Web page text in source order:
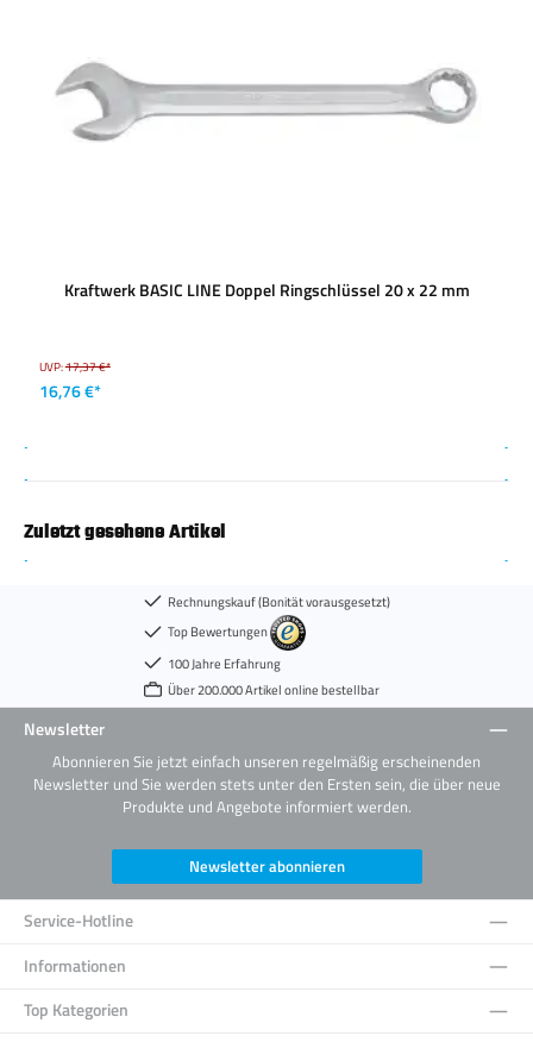
Kraftwerk BASIC LINE Doppel Ringschlüssel 20 x 22 mm
UVP:17,37 €*
16,76 €*
Zuletzt gesehene Artikel
Rechnungskauf (Bonität vorausgesetzt)
Top Bewertungen
100 Jahre Erfahrung
Über 200.000 Artikel online bestellbar
Newsletter
Abonnieren Sie jetzt einfach unseren regelmäßig erscheinenden
Newsletter und Sie werden stets unter den Ersten sein, die über neue
Produkte und Angebote informiert werden.
Newsletter abonnieren
Service-Hotline
Informationen
Top Kategorien